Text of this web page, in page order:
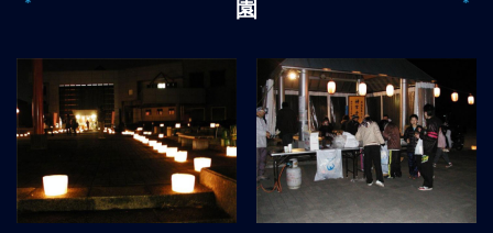
園